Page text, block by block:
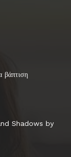
βάπτιση
Shadows by